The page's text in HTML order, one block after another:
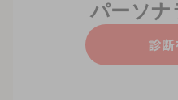
パーソナ
診